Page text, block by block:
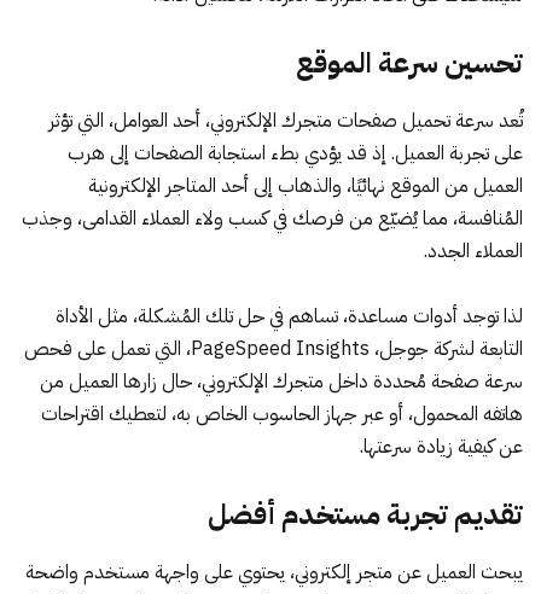
تحسين سرعة الموقع
تُعد سرعة تحميل صفحات متجرك الإلكتروني، أحد العوامل، التي تؤثر
على تجربة العميل. إذ قد يؤدي بطء استجابة الصفحات إلى هرب
العميل من الموقع نهائيًا، والذهاب إلى أحد المتاجر الإلكترونية
المُنافسة، مما يُضيّع من فرصك في كسب ولاء العملاء القدامى، وجذب
العملاء الجدد.
لذا توجد أدوات مساعدة، تساهم في حل تلك المُشكلة، مثل الأداة
التابعة لشركة جوجل، PageSpeed Insights، التي تعمل على فحص
سرعة صفحة مُحددة داخل متجرك الإلكتروني، حال زارها العميل من
هاتفه المحمول، أو عبر جهاز الحاسوب الخاص به، لتعطيك اقتراحات
عن كيفية زيادة سرعتها.
تقديم تجربة مستخدم أفضل
يبحث العميل عن متجر إلكتروني، يحتوي على واجهة مستخدم واضحة